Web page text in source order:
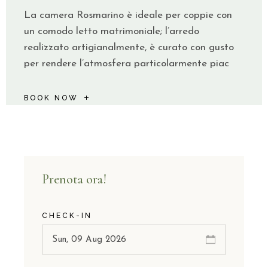
La camera Rosmarino è ideale per coppie con
un comodo letto matrimoniale; l’arredo
realizzato artigianalmente, è curato con gusto
per rendere l’atmosfera particolarmente piac
BOOK NOW
Prenota ora!
CHECK-IN